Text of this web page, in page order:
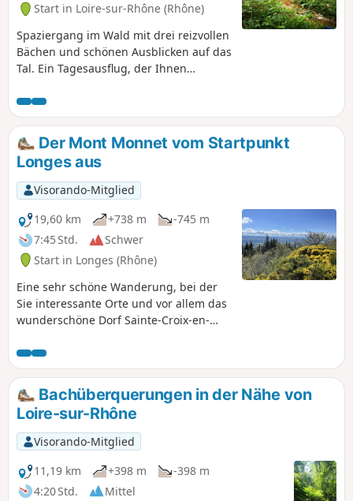
Start in Loire-sur-Rhône (Rhône)
Spaziergang im Wald mit drei reizvollen
Bächen und schönen Ausblicken auf das
Tal. Ein Tagesausflug, der Ihnen
Der Mont Monnet vom Startpunkt
Longes aus
Visorando-Mitglied
19,60 km
+738 m
-745 m
7:45 Std.
Schwer
Start in Longes (Rhône)
Eine sehr schöne Wanderung, bei der
Sie interessante Orte und vor allem das
wunderschöne Dorf Sainte-Croix-en-
der gesamten Strecke entdecken
können.
Bachüberquerungen in der Nähe von
Loire-sur-Rhône
Visorando-Mitglied
11,19 km
+398 m
-398 m
4:20 Std.
Mittel